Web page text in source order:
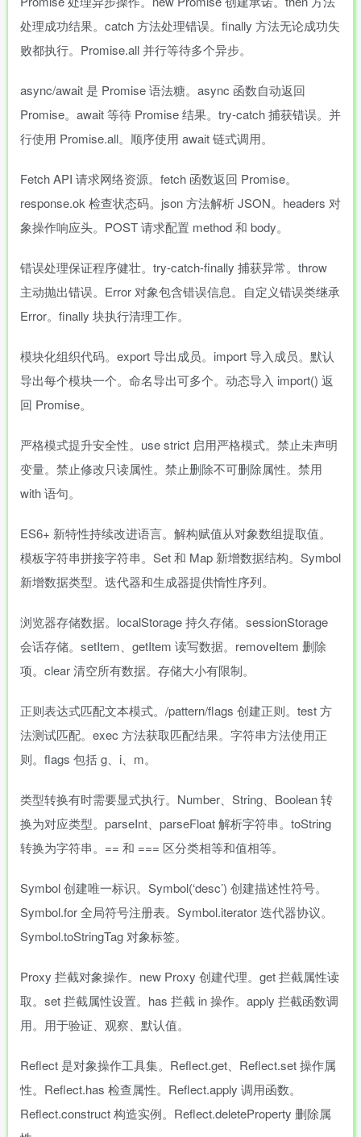
处理成功结果。catch 方法处理错误。finally 方法无论成功失
败都执行。Promise.all 并行等待多个异步。
async/await 是 Promise 语法糖。async 函数自动返回
Promise。await 等待 Promise 结果。try-catch 捕获错误。并
行使用 Promise.all。顺序使用 await 链式调用。
Fetch API 请求网络资源。fetch 函数返回 Promise。
response.ok 检查状态码。json 方法解析 JSON。headers 对
象操作响应头。POST 请求配置 method 和 body。
错误处理保证程序健壮。try-catch-finally 捕获异常。throw
主动抛出错误。Error 对象包含错误信息。自定义错误类继承
Error。finally 块执行清理工作。
模块化组织代码。export 导出成员。import 导入成员。默认
导出每个模块一个。命名导出可多个。动态导入 import() 返
回 Promise。
严格模式提升安全性。use strict 启用严格模式。禁止未声明
变量。禁止修改只读属性。禁止删除不可删除属性。禁用
with 语句。
ES6+ 新特性持续改进语言。解构赋值从对象数组提取值。
模板字符串拼接字符串。Set 和 Map 新增数据结构。Symbol
新增数据类型。迭代器和生成器提供惰性序列。
浏览器存储数据。localStorage 持久存储。sessionStorage
会话存储。setItem、getItem 读写数据。removeItem 删除
项。clear 清空所有数据。存储大小有限制。
正则表达式匹配文本模式。/pattern/flags 创建正则。test 方
法测试匹配。exec 方法获取匹配结果。字符串方法使用正
则。flags 包括 g、i、m。
类型转换有时需要显式执行。Number、String、Boolean 转
换为对应类型。parseInt、parseFloat 解析字符串。toString
转换为字符串。== 和 === 区分类相等和值相等。
Symbol 创建唯一标识。Symbol(‘desc’) 创建描述性符号。
Symbol.for 全局符号注册表。Symbol.iterator 迭代器协议。
Symbol.toStringTag 对象标签。
Proxy 拦截对象操作。new Proxy 创建代理。get 拦截属性读
取。set 拦截属性设置。has 拦截 in 操作。apply 拦截函数调
用。用于验证、观察、默认值。
Reflect 是对象操作工具集。Reflect.get、Reflect.set 操作属
性。Reflect.has 检查属性。Reflect.apply 调用函数。
Reflect.construct 构造实例。Reflect.deleteProperty 删除属